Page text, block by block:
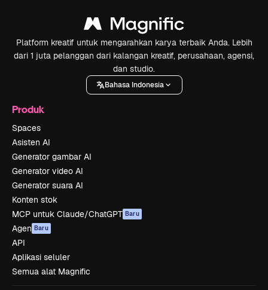
Platform kreatif untuk mengarahkan karya terbaik Anda. Lebih
dari 1 juta pelanggan dari kalangan kreatif, perusahaan, agensi,
dan studio.
Bahasa Indonesia
Produk
Spaces
Asisten AI
Generator gambar AI
Generator video AI
Generator suara AI
Konten stok
MCP untuk Claude/ChatGPT Baru
Agen Baru
API
Aplikasi seluler
Semua alat Magnific